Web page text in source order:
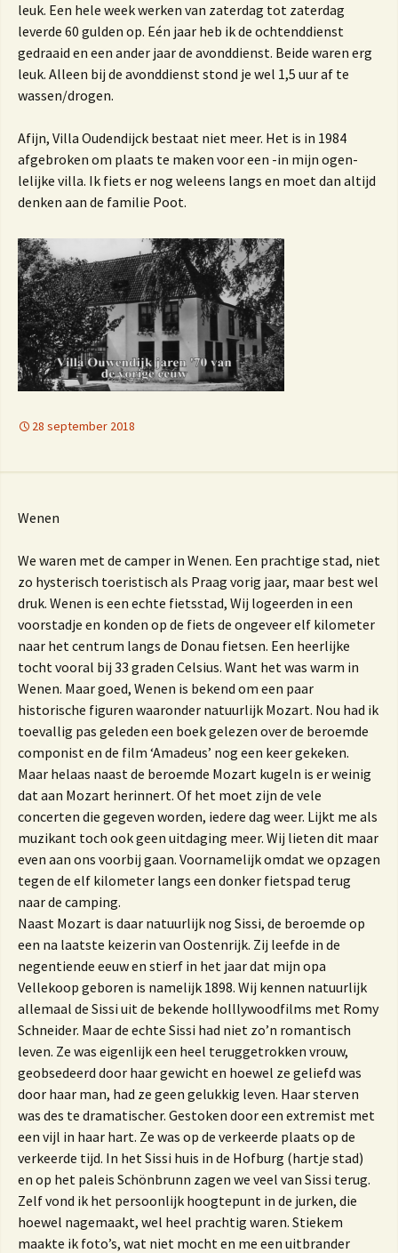
leuk. Een hele week werken van zaterdag tot zaterdag
leverde 60 gulden op. Eén jaar heb ik de ochtenddienst
gedraaid en een ander jaar de avonddienst. Beide waren erg
leuk. Alleen bij de avonddienst stond je wel 1,5 uur af te
wassen/drogen.
Afijn, Villa Oudendijck bestaat niet meer. Het is in 1984
afgebroken om plaats te maken voor een -in mijn ogen-
lelijke villa. Ik fiets er nog weleens langs en moet dan altijd
denken aan de familie Poot.
28 september 2018
Wenen
We waren met de camper in Wenen. Een prachtige stad, niet
zo hysterisch toeristisch als Praag vorig jaar, maar best wel
druk. Wenen is een echte fietsstad, Wij logeerden in een
voorstadje en konden op de fiets de ongeveer elf kilometer
naar het centrum langs de Donau fietsen. Een heerlijke
tocht vooral bij 33 graden Celsius. Want het was warm in
Wenen. Maar goed, Wenen is bekend om een paar
historische figuren waaronder natuurlijk Mozart. Nou had ik
toevallig pas geleden een boek gelezen over de beroemde
componist en de film ‘Amadeus’ nog een keer gekeken.
Maar helaas naast de beroemde Mozart kugeln is er weinig
dat aan Mozart herinnert. Of het moet zijn de vele
concerten die gegeven worden, iedere dag weer. Lijkt me als
muzikant toch ook geen uitdaging meer. Wij lieten dit maar
even aan ons voorbij gaan. Voornamelijk omdat we opzagen
tegen de elf kilometer langs een donker fietspad terug
naar de camping.
Naast Mozart is daar natuurlijk nog Sissi, de beroemde op
een na laatste keizerin van Oostenrijk. Zij leefde in de
negentiende eeuw en stierf in het jaar dat mijn opa
Vellekoop geboren is namelijk 1898. Wij kennen natuurlijk
allemaal de Sissi uit de bekende holllywoodfilms met Romy
Schneider. Maar de echte Sissi had niet zo’n romantisch
leven. Ze was eigenlijk een heel teruggetrokken vrouw,
geobsedeerd door haar gewicht en hoewel ze geliefd was
door haar man, had ze geen gelukkig leven. Haar sterven
was des te dramatischer. Gestoken door een extremist met
een vijl in haar hart. Ze was op de verkeerde plaats op de
verkeerde tijd. In het Sissi huis in de Hofburg (hartje stad)
en op het paleis Schönbrunn zagen we veel van Sissi terug.
Zelf vond ik het persoonlijk hoogtepunt in de jurken, die
hoewel nagemaakt, wel heel prachtig waren. Stiekem
maakte ik foto’s, wat niet mocht en me een uitbrander